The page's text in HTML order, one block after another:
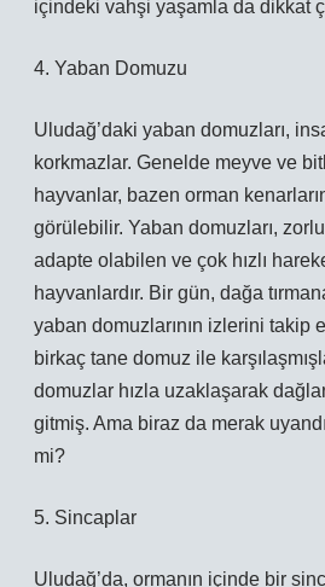
içindeki vahşi yaşamla da dikkat
4. Yaban Domuzu
Uludağ’daki yaban domuzları,
korkmazlar. Genelde meyve ve
hayvanlar, bazen orman
görülebilir. Yaban domuzları,
adapte olabilen ve çok hızlı
hayvanlardır. Bir gün, dağa
yaban domuzlarının izlerini takip
birkaç tane domuz ile
domuzlar hızla uzaklaşarak
gitmiş. Ama biraz da merak
mi?
5. Sincaplar
Uludağ’da, ormanın içinde bir